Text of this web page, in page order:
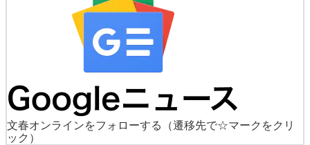
文春オンラインをフォローする
（遷移先で☆マークをクリ
ック）